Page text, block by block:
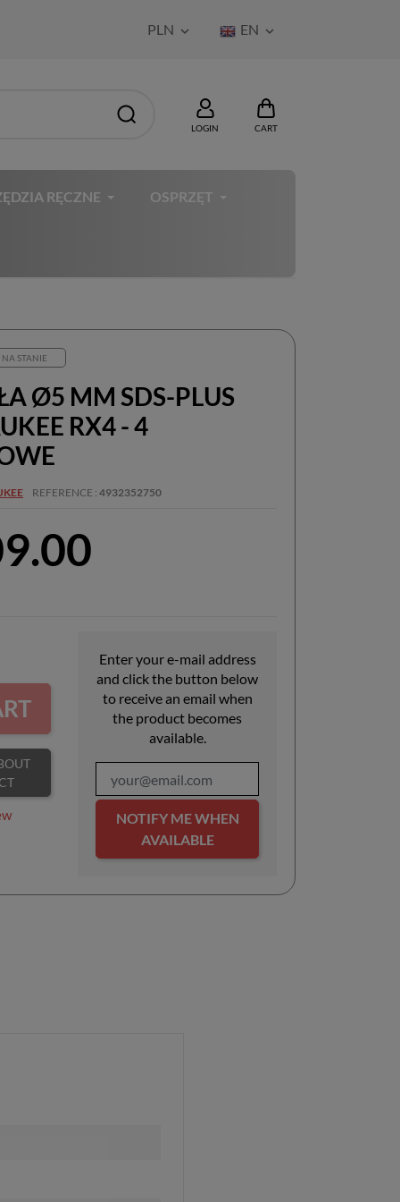
PLN  EN 
LOGIN CART
RĘCZNE OSPRZĘT
STANIE
Ø5 MM SDS-PLUS
RX4 - 4
REFERENCE 4932352750
Enter your e-mail address
and click the button below
to receive an email when
the product becomes
available.
NOTIFY ME WHEN
AVAILABLE